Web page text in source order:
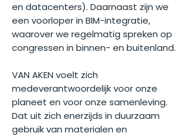
en datacenters). Daarnaast zijn we
een voorloper in BIM-integratie,
waarover we regelmatig spreken op
congressen in binnen- en buitenland.
VAN AKEN voelt zich
medeverantwoordelijk voor onze
planeet en voor onze samenleving.
Dat uit zich enerzijds in duurzaam
gebruik van materialen en